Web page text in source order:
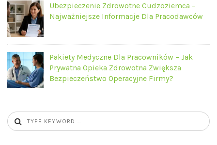
Ubezpieczenie Zdrowotne Cudzoziemca –
Najważniejsze Informacje Dla Pracodawców
Pakiety Medyczne Dla Pracowników – Jak
Prywatna Opieka Zdrowotna Zwiększa
Bezpieczeństwo Operacyjne Firmy?